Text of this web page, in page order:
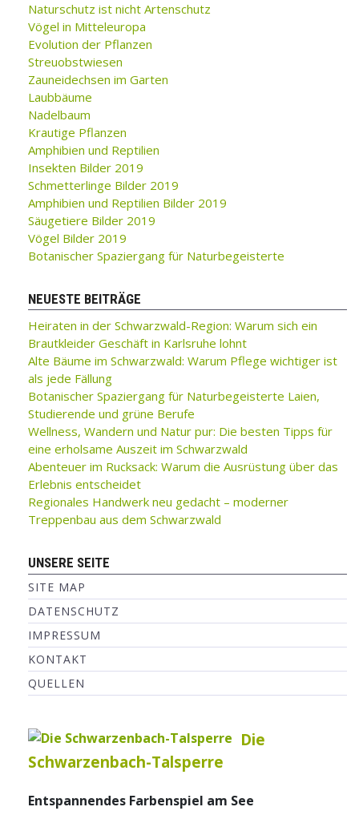
Naturschutz ist nicht Artenschutz
Vögel in Mitteleuropa
Evolution der Pflanzen
Streuobstwiesen
Zauneidechsen im Garten
Laubbäume
Nadelbaum
Krautige Pflanzen
Amphibien und Reptilien
Insekten Bilder 2019
Schmetterlinge Bilder 2019
Amphibien und Reptilien Bilder 2019
Säugetiere Bilder 2019
Vögel Bilder 2019
Botanischer Spaziergang für Naturbegeisterte
NEUESTE BEITRÄGE
Heiraten in der Schwarzwald-Region: Warum sich ein
Brautkleider Geschäft in Karlsruhe lohnt
Alte Bäume im Schwarzwald: Warum Pflege wichtiger ist
als jede Fällung
Botanischer Spaziergang für Naturbegeisterte Laien,
Studierende und grüne Berufe
Wellness, Wandern und Natur pur: Die besten Tipps für
eine erholsame Auszeit im Schwarzwald
Abenteuer im Rucksack: Warum die Ausrüstung über das
Erlebnis entscheidet
Regionales Handwerk neu gedacht – moderner
Treppenbau aus dem Schwarzwald
UNSERE SEITE
SITE MAP
DATENSCHUTZ
IMPRESSUM
KONTAKT
QUELLEN
Die
Schwarzenbach-Talsperre
Entspannendes Farbenspiel am See